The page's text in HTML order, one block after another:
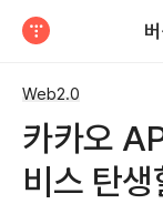
Web2.0
카카오
비스 탄